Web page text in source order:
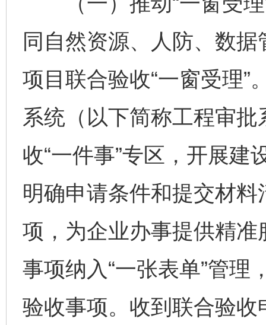
同自然资源、人防、数
项目联合验收“一窗受理”
系统（以下简称工程审
收“一件事”专区，开展
明确申请条件和提交材
项，为企业办事提供精
事项纳入“一张表单”管理
验收事项。收到联合验